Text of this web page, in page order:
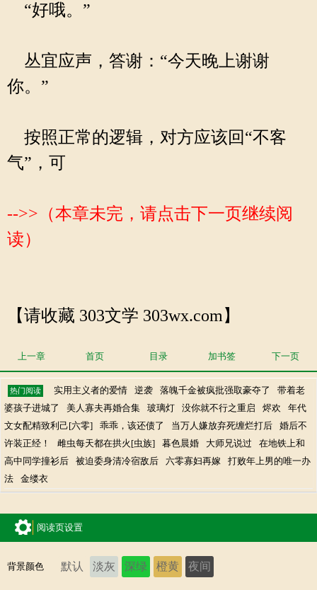
“好哦。”
丛宜应声，答谢：“今天晚上谢谢
你。”
按照正常的逻辑，对方应该回“不客
气”，可
-->>（本章未完，请点击下一页继续阅
读）
【请收藏 303文学 303wx.com】
上一章 首页 目录 加书签 下一页
热门阅读 实用主义者的爱情 逆袭 落魄千金被疯批强取豪夺了
带着老
婆孩子进城了
美人寡夫再婚合集 玻璃灯 没你就不行之重启 烬欢
年代
文女配精致利己[六零]
乖乖，该还债了 当万人嫌放弃死缠烂打后
婚后不
许装正经！
雌虫每天都在拱火[虫族] 暮色晨婚 大师兄说过
在地铁上和
高中同学撞衫后
被迫委身清冷宿敌后 六零寡妇再嫁
打败年上男的唯一办
法
金缕衣
阅读页设置
背景颜色 默认 淡灰 深绿 橙黄 夜间